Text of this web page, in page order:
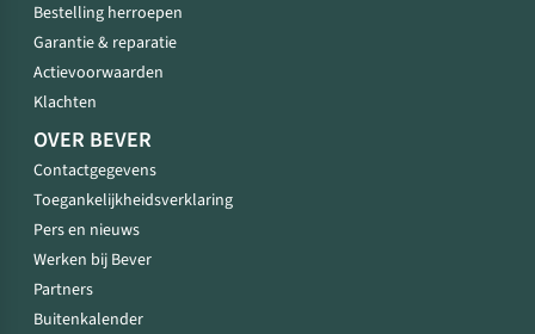
Bestelling herroepen
Garantie & reparatie
Actievoorwaarden
Klachten
OVER BEVER
Contactgegevens
Toegankelijkheidsverklaring
Pers en nieuws
Werken bij Bever
Partners
Buitenkalender